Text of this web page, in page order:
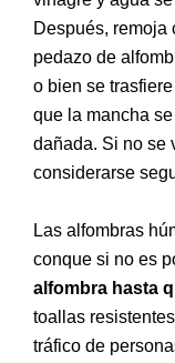
Después, remoja
pedazo de
o bien se
que la mancha
dañada. Si no se
considerarse
Las alfombras
conque si no es
alfombra hasta
toallas
tráfico de